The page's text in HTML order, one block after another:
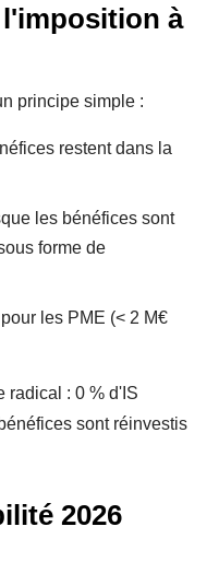
à
principe simple :
restent dans la
les bénéfices sont
forme de
pour les PME (< 2 M€
radical : 0 % d'IS
sont réinvestis
2026